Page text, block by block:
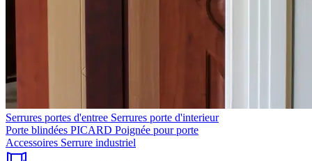
Serrures portes d'entree Serrures porte d'interieur
Porte blindées PICARD Poignée pour porte
Accessoires Serrure industriel